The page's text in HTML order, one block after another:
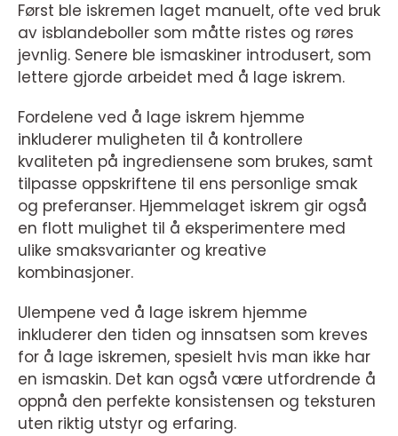
Først ble iskremen laget manuelt, ofte ved bruk
av isblandeboller som måtte ristes og røres
jevnlig. Senere ble ismaskiner introdusert, som
lettere gjorde arbeidet med å lage iskrem.
Fordelene ved å lage iskrem hjemme
inkluderer muligheten til å kontrollere
kvaliteten på ingrediensene som brukes, samt
tilpasse oppskriftene til ens personlige smak
og preferanser. Hjemmelaget iskrem gir også
en flott mulighet til å eksperimentere med
ulike smaksvarianter og kreative
kombinasjoner.
Ulempene ved å lage iskrem hjemme
inkluderer den tiden og innsatsen som kreves
for å lage iskremen, spesielt hvis man ikke har
en ismaskin. Det kan også være utfordrende å
oppnå den perfekte konsistensen og teksturen
uten riktig utstyr og erfaring.